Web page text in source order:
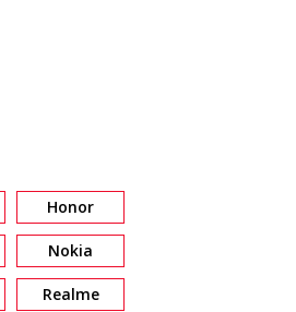
Honor
Nokia
Realme